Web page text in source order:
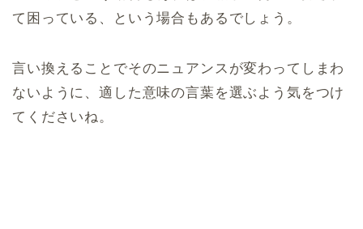
て困っている、という場合もあるでしょう。
言い換えることでそのニュアンスが変わってしまわ
ないように、適した意味の言葉を選ぶよう気をつけ
てくださいね。